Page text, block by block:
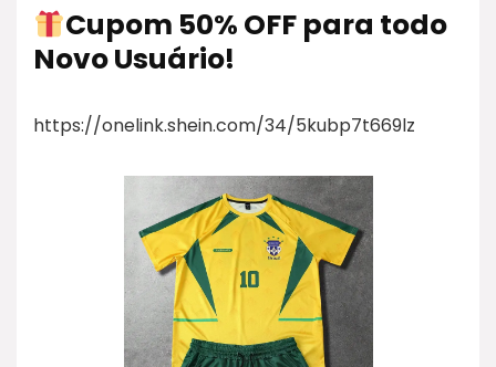
Cupom 50% OFF para todo
Novo Usuário!
https://onelink.shein.com/34/5kubp7t669lz